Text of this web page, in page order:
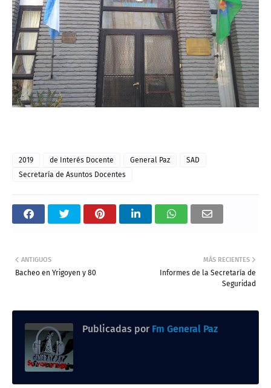
2019 de Interés Docente General Paz
SAD
Secretaría de Asuntos Docentes
MÁS RECIENTES
Informes de la Secretaría de
Seguridad
ANTIGUOS
Bacheo en Yrigoyen y 80
Publicadas por Fm General Paz